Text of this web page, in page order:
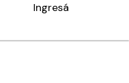
Ingresá